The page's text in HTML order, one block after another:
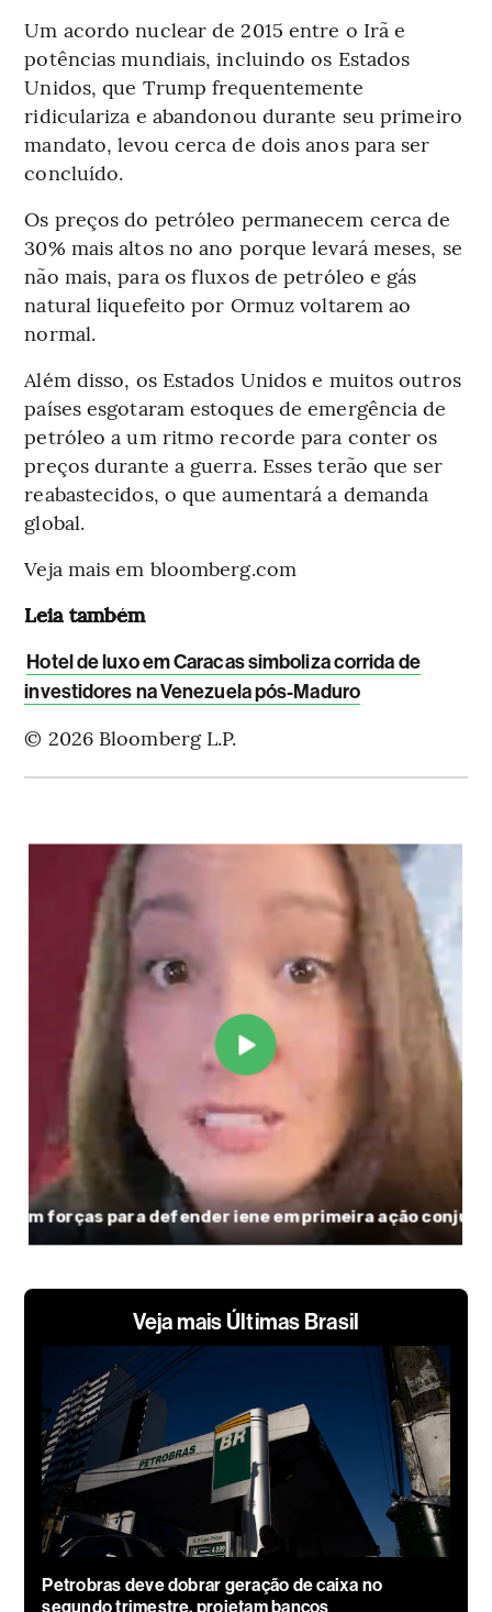
Um acordo nuclear de 2015 entre o Irã e
potências mundiais, incluindo os Estados
Unidos, que Trump frequentemente
ridiculariza e abandonou durante seu primeiro
mandato, levou cerca de dois anos para ser
concluído.
Os preços do petróleo permanecem cerca de
30% mais altos no ano porque levará meses, se
não mais, para os fluxos de petróleo e gás
natural liquefeito por Ormuz voltarem ao
normal.
Além disso, os Estados Unidos e muitos outros
países esgotaram estoques de emergência de
petróleo a um ritmo recorde para conter os
preços durante a guerra. Esses terão que ser
reabastecidos, o que aumentará a demanda
global.
Veja mais em bloomberg.com
Leia também
Hotel de luxo em Caracas simboliza corrida de
investidores na Venezuela pós-Maduro
© 2026 Bloomberg L.P.
Veja mais Últimas Brasil
Petrobras deve dobrar geração de caixa no
segundo trimestre, projetam bancos